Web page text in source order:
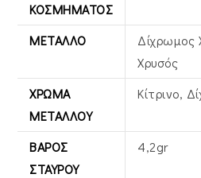
ΚΟΣΜΉΜΑΤΟΣ
ΜΈΤΑΛΛΟ
Δίχρωμος
Xρυσός
ΧΡΏΜΑ
ΜΕΤΆΛΛΟΥ
Κίτρινο,
ΒΆΡΟΣ
ΣΤΑΥΡΟΎ
4,2gr